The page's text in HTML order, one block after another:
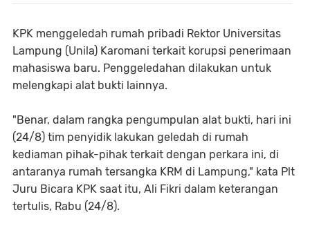
KPK menggeledah rumah pribadi Rektor Universitas
Lampung (Unila) Karomani terkait korupsi penerimaan
mahasiswa baru. Penggeledahan dilakukan untuk
melengkapi alat bukti lainnya.
"Benar, dalam rangka pengumpulan alat bukti, hari ini
(24/8) tim penyidik lakukan geledah di rumah
kediaman pihak-pihak terkait dengan perkara ini, di
antaranya rumah tersangka KRM di Lampung," kata Plt
Juru Bicara KPK saat itu, Ali Fikri dalam keterangan
tertulis, Rabu (24/8).